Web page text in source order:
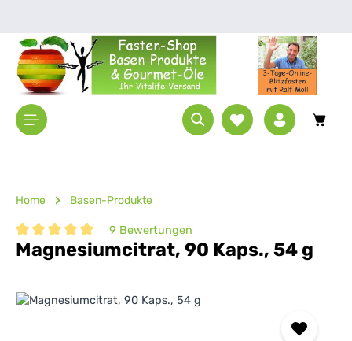
Home Basen-Produkte
Durchschnittliche Bewertung von 5 von 5 Sternen
9 Bewertungen
Magnesiumcitrat, 90 Kaps., 54 g
Bildergalerie überspringen